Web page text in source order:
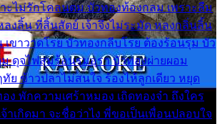
ะไม่รักโคลนตม บัวทองท้องกลม เพราะลืม
งลิ้น ที่สิ้นสัตย์ เจ้าจึงไม่ระมัด หลงกลิ่นลิ้น
เขาวาดโรย บัวทองกลีบโรย ต้องร้อนรุม บัว
ดุจไฟสุมร้อนรุมอุรา บัวทองผ่ายผอม
ทัย ข้าวปลาไม่สนใจ ร้องไห้ลูกเดียว หยุด
อง พักความเศร้าหมอง เถิดทองจ๋า ถึงใคร
จ้าเกิดมา จะชื่อว่าไง พี่ขอเป็นเพื่อนปลอบใจ